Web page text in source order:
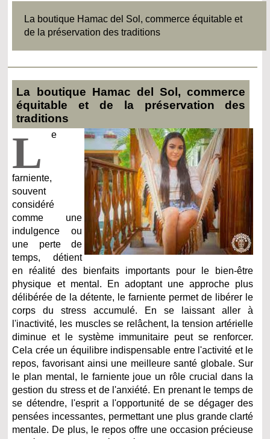
La boutique Hamac del Sol, commerce équitable et
de la préservation des traditions
La boutique Hamac del Sol, commerce
équitable et de la préservation des
traditions
L e
farniente,
souvent
considéré
comme une
indulgence ou
une perte de
temps, détient
en réalité des bienfaits importants pour le bien-être
physique et mental. En adoptant une approche plus
délibérée de la détente, le farniente permet de libérer le
corps du stress accumulé. En se laissant aller à
l'inactivité, les muscles se relâchent, la tension artérielle
diminue et le système immunitaire peut se renforcer.
Cela crée un équilibre indispensable entre l'activité et le
repos, favorisant ainsi une meilleure santé globale. Sur
le plan mental, le farniente joue un rôle crucial dans la
gestion du stress et de l'anxiété. En prenant le temps de
se détendre, l'esprit a l'opportunité de se dégager des
pensées incessantes, permettant une plus grande clarté
mentale. De plus, le repos offre une occasion précieuse